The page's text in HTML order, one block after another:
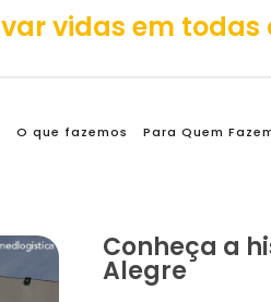
O que fazemos Para Quem
Conheça a
Alegre